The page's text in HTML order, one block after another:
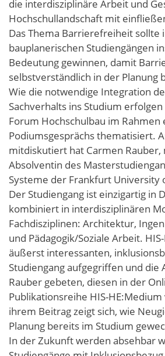
die interdisziplinäre Arbeit und
Hochschullandschaft mit
Das Thema Barrierefreiheit sollte
bauplanerischen Studiengängen
Bedeutung gewinnen, damit
selbstverständlich in der Planung
Wie die notwendige Integration
Sachverhalts ins Studium
Forum Hochschulbau im Rahmen
Podiumsgesprächs thematisiert.
mitdiskutiert hat Carmen
Absolventin des
Systeme der Frankfurt University
Der Studiengang ist einzigartig in
kombiniert in interdisziplinären
Fachdisziplinen: Architektur,
und Pädagogik/Soziale Arbeit.
äußerst interessanten,
Studiengang aufgegriffen und die
Rauber gebeten, diesen in der
Publikationsreihe HIS-
ihrem Beitrag zeigt sich, wie
Planung bereits im Studium
In der Zukunft werden absehbar